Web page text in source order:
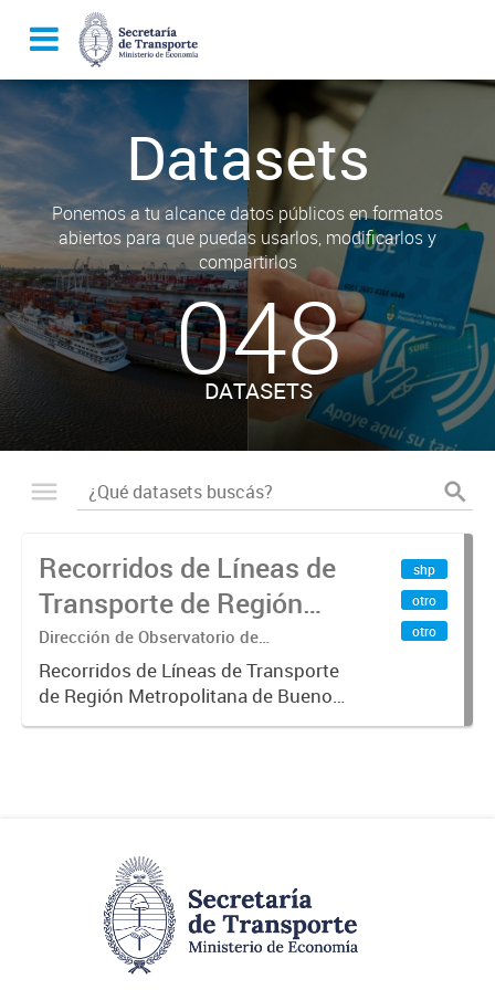
Datasets
Ponemos a tu alcance datos públicos en formatos
abiertos para que puedas usarlos, modificarlos y
compartirlos
048
DATASETS
Recorridos de Líneas de
Transporte de Región
Metropolitana de
Buenos Aires (RMBA)
Dirección de Observatorio de
Transporte, Estudio y Sistemas
Recorridos de Líneas de Transporte
de Región Metropolitana de Buenos
Aires (RMBA).-
shp
otro
otro